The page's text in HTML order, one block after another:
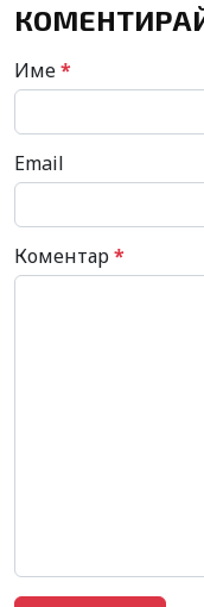
Име*
Email
Коментар*